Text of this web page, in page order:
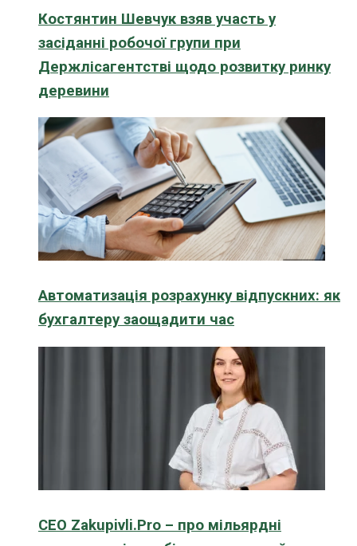
Костянтин Шевчук взяв участь у
засіданні робочої групи при
Держлісагентстві щодо розвитку ринку
деревини
Автоматизація розрахунку відпускних: як
бухгалтеру заощадити час
CEO Zakupivli.Pro – про мільярдні